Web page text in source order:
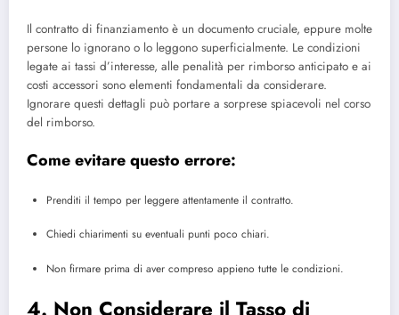
Il contratto di finanziamento è un documento cruciale, eppure molte
persone lo ignorano o lo leggono superficialmente. Le condizioni
legate ai tassi d’interesse, alle penalità per rimborso anticipato e ai
costi accessori sono elementi fondamentali da considerare.
Ignorare questi dettagli può portare a sorprese spiacevoli nel corso
del rimborso.
Come evitare questo errore:
Prenditi il tempo per leggere attentamente il contratto.
Chiedi chiarimenti su eventuali punti poco chiari.
Non firmare prima di aver compreso appieno tutte le condizioni.
4. Non Considerare il Tasso di